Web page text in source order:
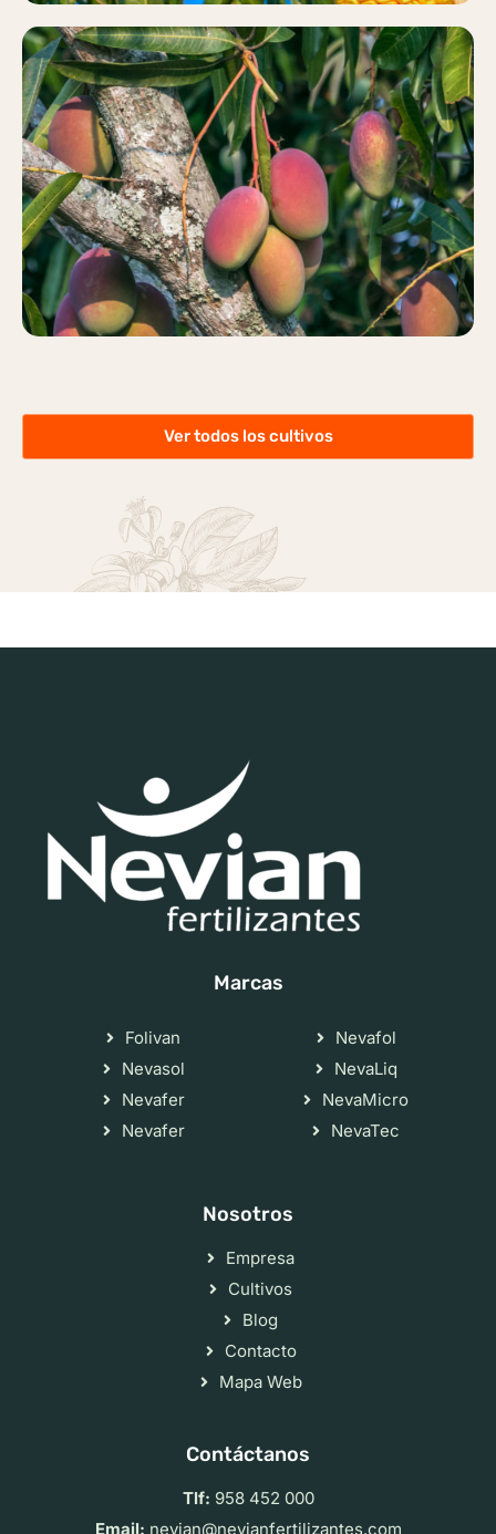
MANGO
Más información
Ver todos los cultivos
Marcas
Folivan
Nevasol
Nevafer
Nevafer
Nevafol
NevaLiq
NevaMicro
NevaTec
Nosotros
Empresa
Cultivos
Blog
Contacto
Mapa Web
Contáctanos
Tlf: 958 452 000
Email: nevian@nevianfertilizantes.com